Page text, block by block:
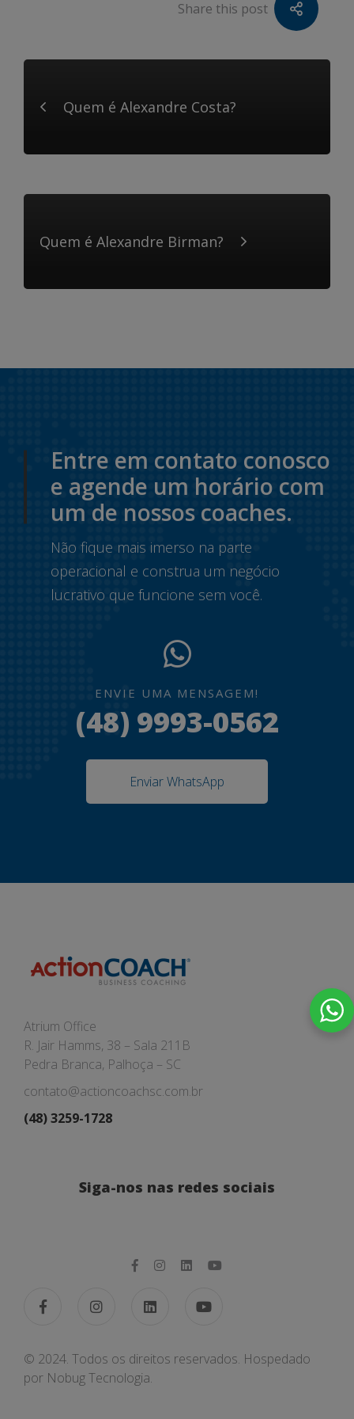
Share this post
Quem é Alexandre Costa?
Quem é Alexandre Birman?
Entre em contato conosco
e agende um horário com
um de nossos coaches.
Não fique mais imerso na parte
operacional e construa um negócio
lucrativo que funcione sem você.
ENVIE UMA MENSAGEM!
(48) 9993-0562
Enviar WhatsApp
Atrium Office
R. Jair Hamms, 38 – Sala 211B
Pedra Branca, Palhoça – SC
contato@actioncoachsc.com.br
(48) 3259-1728
Siga-nos nas redes sociais
© 2024. Todos os direitos reservados. Hospedado
por Nobug Tecnologia.